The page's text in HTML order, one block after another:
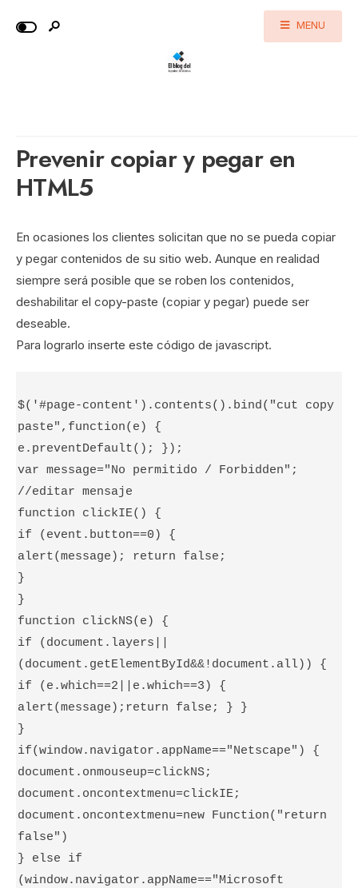
MENU
Prevenir copiar y pegar en
HTML5
En ocasiones los clientes solicitan que no se pueda copiar
y pegar contenidos de su sitio web. Aunque en realidad
siempre será posible que se roben los contenidos,
deshabilitar el copy-paste (copiar y pegar) puede ser
deseable.
Para lograrlo inserte este código de javascript.
$('#page-content').contents().bind("cut copy
paste",function(e) {
e.preventDefault(); });
var message="No permitido / Forbidden";
//editar mensaje
function clickIE() {
if (event.button==0) {
alert(message); return false;
}
}
function clickNS(e) {
if (document.layers||
(document.getElementById&&!document.all)) {
if (e.which==2||e.which==3) {
alert(message);return false; } }
}
if(window.navigator.appName=="Netscape") {
document.onmouseup=clickNS;
document.oncontextmenu=clickIE;
document.oncontextmenu=new Function("return
false")
} else if
(window.navigator.appName=="Microsoft